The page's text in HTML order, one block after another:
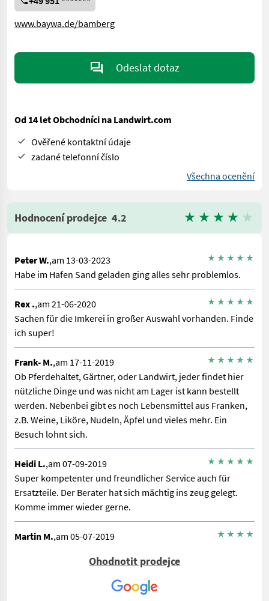
www.baywa.de/bamberg
Odeslat dotaz
Od 14 let Obchodníci na Landwirt.com
Ověřené kontaktní údaje
zadané telefonní číslo
Všechna ocenění
Hodnocení prodejce 4.2
Peter W.,am 13-03-2023
Habe im Hafen Sand geladen ging alles sehr problemlos.
Rex .,am 21-06-2020
Sachen für die Imkerei in großer Auswahl vorhanden. Finde
ich super!
Frank- M.,am 17-11-2019
Ob Pferdehaltet, Gärtner, oder Landwirt, jeder findet hier
nützliche Dinge und was nicht am Lager ist kann bestellt
werden. Nebenbei gibt es noch Lebensmittel aus Franken,
z.B. Weine, Liköre, Nudeln, Äpfel und vieles mehr. Ein
Besuch lohnt sich.
Heidi L.,am 07-09-2019
Super kompetenter und freundlicher Service auch für
Ersatzteile. Der Berater hat sich mächtig ins zeug gelegt.
Komme immer wieder gerne.
Martin M.,am 05-07-2019
einfach. Dort ist genug Geld da.....Deshalb brauchen die
Ohodnotit prodejce